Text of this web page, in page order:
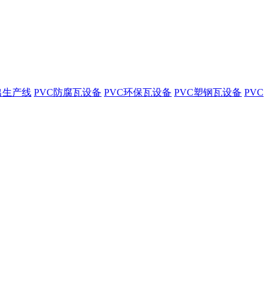
生产线 PVC防腐瓦设备 PVC环保瓦设备 PVC塑钢瓦设备 PVC